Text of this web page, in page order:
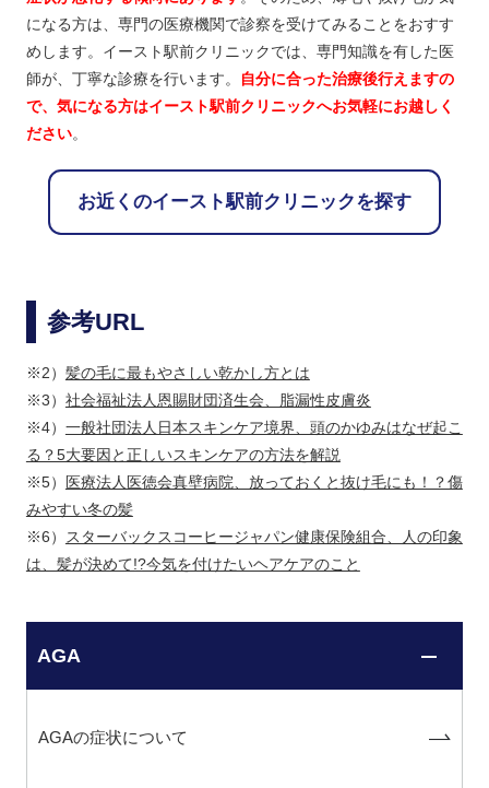
になる方は、専門の医療機関で診察を受けてみることをおすす
めします。イースト駅前クリニックでは、専門知識を有した医
師が、丁寧な診療を行います。
自分に合った治療後行えますの
で、気になる方はイースト駅前クリニックへお気軽にお越しく
ださい。
お近くのイースト駅前クリニックを探す
参考URL
※2） 髪の毛に最もやさしい乾かし方とは
※3） 社会福祉法人恩賜財団済生会、脂漏性皮膚炎
※4） 一般社団法人日本スキンケア境界、頭のかゆみはなぜ起こ
る？5大要因と正しいスキンケアの方法を解説
※5）
医療法人医徳会真壁病院、放っておくと抜け毛にも！？傷
みやすい冬の髪
※6）
スターバックスコーヒージャパン健康保険組合、人の印象
は、髪が決めて!?今気を付けたいヘアケアのこと
AGA
AGAの症状について